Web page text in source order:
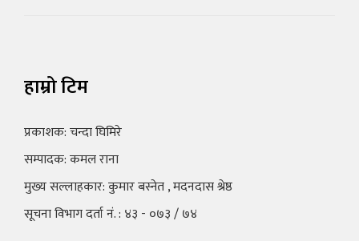
हाम्रो टिम
प्रकाशक: चन्दा घिमिरे
सम्पादक: कमल राना
मुख्य सल्लाहकार: कुमार बस्नेत , मदनदास श्रेष्ठ
सूचना विभाग दर्ता नं. : ४३ - ०७३ / ७४